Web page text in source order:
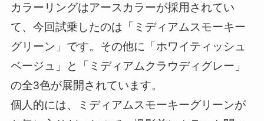
カラーリングはアースカラーが採用されてい
て、今回試乗したのは「ミディアムスモーキー
グリーン」です。その他に「ホワイティッシュ
ベージュ」と「ミディアムクラウディグレー」
の全3色が展開されています。
個人的には、ミディアムスモーキーグリーンが